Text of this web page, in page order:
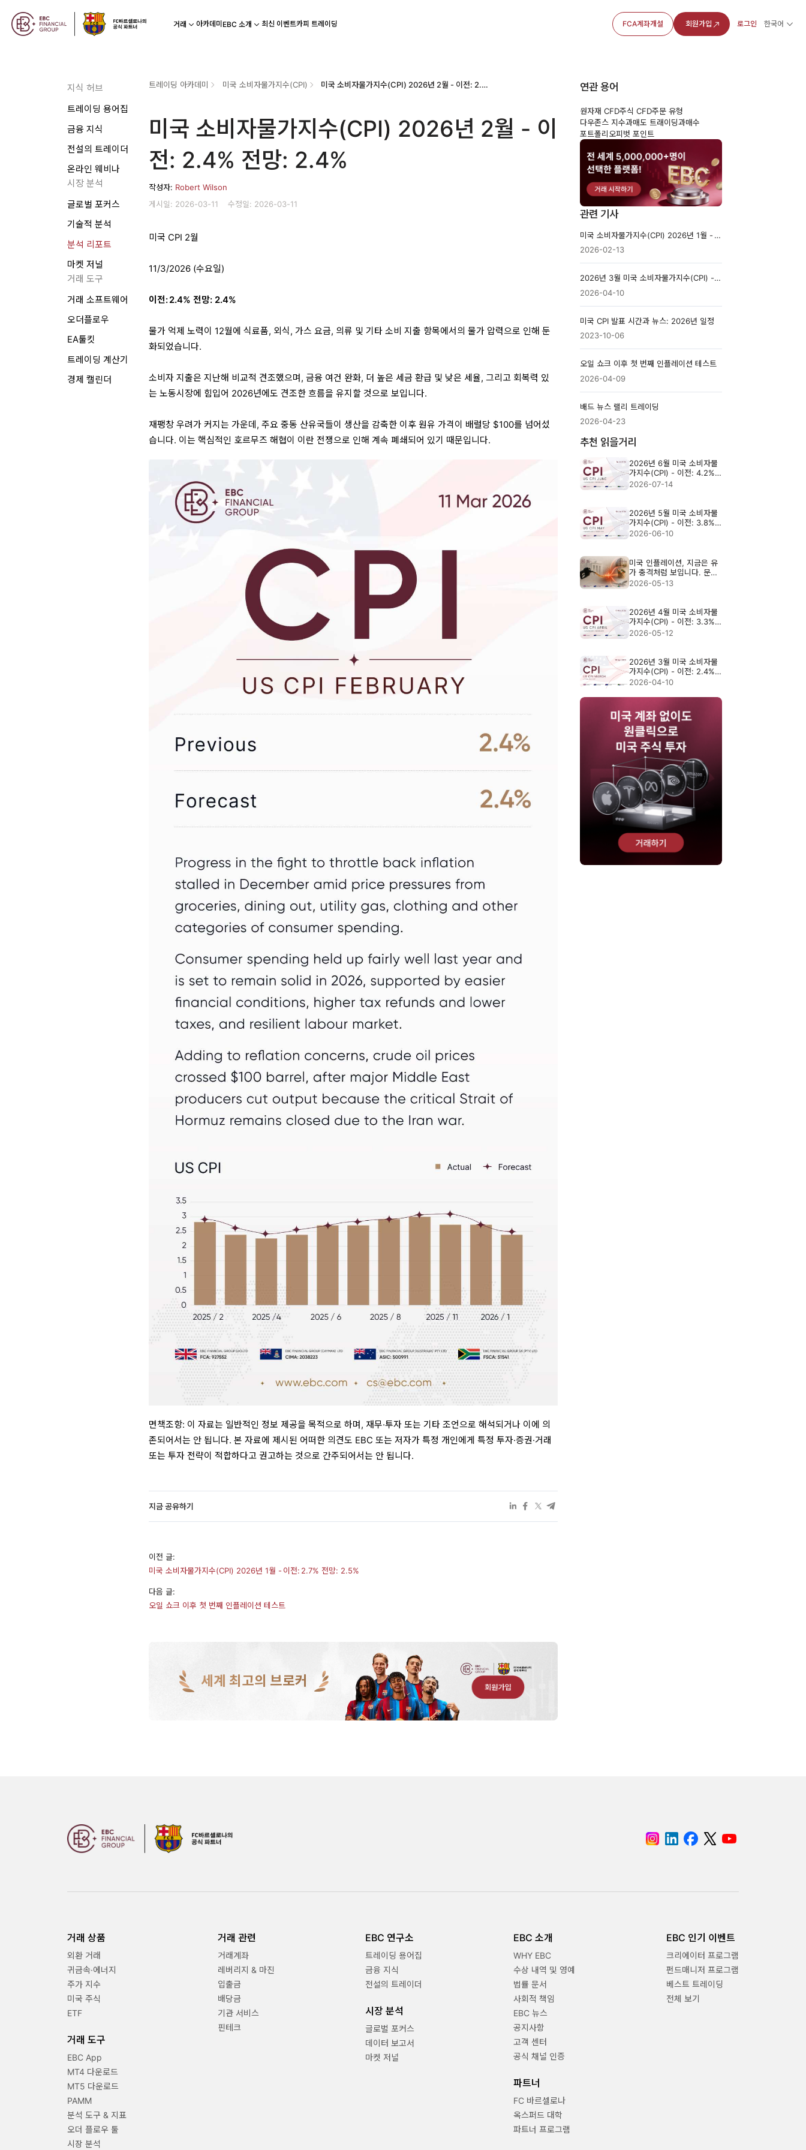
거래 아카데미 EBC 소개 최신 이벤트카피 트레이딩 FCA계좌개설 회원가입 로그인 한국어
지식 허브
트레이딩 용어집
금융 지식
전설의 트레이더
온라인 웨비나
시장 분석
글로벌 포커스
기술적 분석
분석 리포트
마켓 저널
거래 도구
거래 소프트웨어
오더플로우
EA툴킷
트레이딩 계산기
경제 캘린더
트레이딩 아카데미 미국 소비자물가지수(CPI) 미국 소비자물가지수(CPI) 2026년 2월 - 이전: 2.4% 전망: 2.4%
미국 소비자물가지수(CPI) 2026년 2월 - 이
전: 2.4% 전망: 2.4%
작성자: Robert Wilson
게시일: 2026-03-11
수정일: 2026-03-11
미국 CPI 2월
11/3/2026 (수요일)
이전: 2.4% 전망: 2.4%
물가 억제 노력이 12월에 식료품, 외식, 가스 요금, 의류 및 기타 소비 지출 항목에서의 물가 압력으로 인해 둔
화되었습니다.
소비자 지출은 지난해 비교적 견조했으며, 금융 여건 완화, 더 높은 세금 환급 및 낮은 세율, 그리고 회복력 있
는 노동시장에 힘입어 2026년에도 견조한 흐름을 유지할 것으로 보입니다.
재팽창 우려가 커지는 가운데, 주요 중동 산유국들이 생산을 감축한 이후 원유 가격이 배럴당 $100를 넘어섰
습니다. 이는 핵심적인 호르무즈 해협이 이란 전쟁으로 인해 계속 폐쇄되어 있기 때문입니다.
면책조항: 이 자료는 일반적인 정보 제공을 목적으로 하며, 재무·투자 또는 기타 조언으로 해석되거나 이에 의
존되어서는 안 됩니다. 본 자료에 제시된 어떠한 의견도 EBC 또는 저자가 특정 개인에게 특정 투자·증권·거래
또는 투자 전략이 적합하다고 권고하는 것으로 간주되어서는 안 됩니다.
지금 공유하기
이전 글:
미국 소비자물가지수(CPI) 2026년 1월 - 이전: 2.7% 전망: 2.5%
다음 글:
오일 쇼크 이후 첫 번째 인플레이션 테스트
세계 최고의 브로커 회원가입
연관 용어
원자재 CFD주식 CFD주문 유형
다우존스 지수과매도 트래이딩과매수
포트폴리오피벗 포인트
관련 기사
미국 소비자물가지수(CPI) 2026년 1월 - 이전: 2.7% 전망: 2.5%
2026-02-13
2026년 3월 미국 소비자물가지수(CPI) - 이전: 2.4%, 예상: 3.3%
2026-04-10
미국 CPI 발표 시간과 뉴스: 2026년 일정
2023-10-06
오일 쇼크 이후 첫 번째 인플레이션 테스트
2026-04-09
배드 뉴스 랠리 트레이딩
2026-04-23
추천 읽을거리
2026년 6월 미국 소비자물
가지수(CPI) - 이전: 4.2%
예상: 3.8%
2026-07-14
2026년 5월 미국 소비자물
가지수(CPI) - 이전: 3.8%,
예상: 4.2%
2026-06-10
미국 인플레이션, 지금은 유
가 충격처럼 보입니다. 문제
는 그것이 거기서 끝나지 않
2026-05-13
2026년 4월 미국 소비자물
가지수(CPI) - 이전: 3.3%,
예상: 3.7%
2026-05-12
2026년 3월 미국 소비자물
가지수(CPI) - 이전: 2.4%,
예상: 3.3%
2026-04-10
거래 상품
외환 거래
귀금속·에너지
주가 지수
미국 주식
ETF
거래 도구
EBC App
MT4 다운로드
MT5 다운로드
PAMM
분석 도구 & 지표
오더 플로우 툴
시장 분석
거래 관련
거래계좌
레버리지 & 마진
입출금
배당금
기관 서비스
핀테크
EBC 연구소
트레이딩 용어집
금융 지식
전설의 트레이더
시장 분석
글로벌 포커스
데이터 보고서
마켓 저널
EBC 소개
WHY EBC
수상 내역 및 영예
법률 문서
사회적 책임
EBC 뉴스
공지사항
고객 센터
공식 채널 인증
파트너
FC 바르셀로나
옥스퍼드 대학
파트너 프로그램
EBC 인기 이벤트
크리에이터 프로그램
펀드매니저 프로그램
베스트 트레이딩
전체 보기